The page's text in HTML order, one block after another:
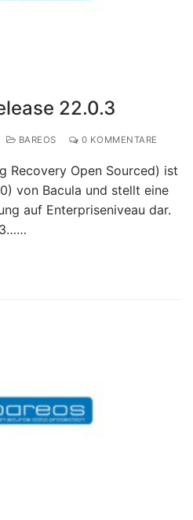
22.0.3
BAREOS 0 KOMMENTARE
Recovery Open Sourced) ist
von Bacula und stellt eine
auf Enterpriseniveau dar.